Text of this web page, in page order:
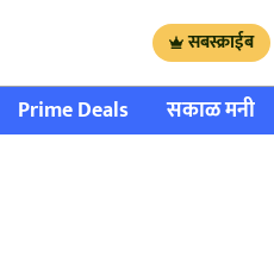
सबस्क्राईब
Prime Deals सकाळ मनी